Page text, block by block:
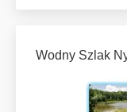
Wodny Szlak